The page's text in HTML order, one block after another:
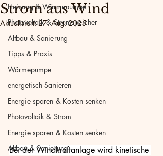
Heizung & Wärmepumpe
Photovoltaik & Stromspeicher
Altbau & Sanierung
Tipps & Praxis
Wärmepumpe
energetisch Sanieren
Energie sparen & Kosten senken
Photovoltaik & Strom
Energie sparen & Kosten senken
Altbau & Sanierung
Strom aus Wind
Aktualisiert:27. Aug. 2025
Bei der Windkraftanlage wird kinetische